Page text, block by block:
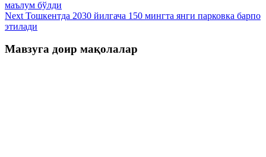
маълум бўлди
Next Тошкентда 2030 йилгача 150 мингта янги парковка барпо
этилади
Мавзуга доир мақолалар